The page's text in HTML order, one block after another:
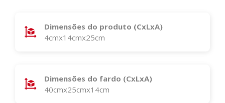
Dimensões do produto (CxLxA)
4cmx14cmx25cm
Dimensões do fardo (CxLxA)
40cmx25cmx14cm